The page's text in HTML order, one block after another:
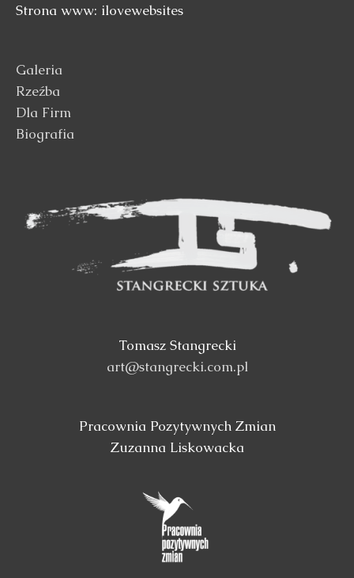
Strona www: ilovewebsites
Galeria
Rzeźba
Dla Firm
Biografia
Tomasz Stangrecki
art@stangrecki.com.pl
Pracownia Pozytywnych Zmian
Zuzanna Liskowacka